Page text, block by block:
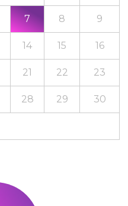
7 8 9
14 15 16
21 22 23
28 29 30